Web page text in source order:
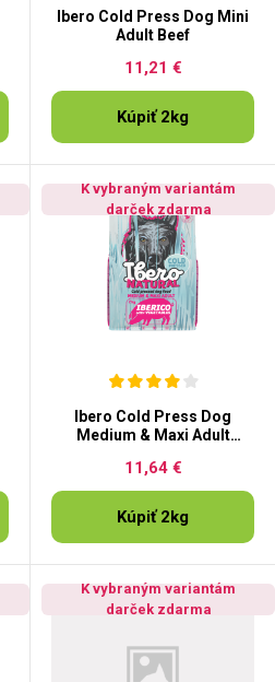
Ibero Cold Press Dog Mini
Adult Beef
11,21 €
Kúpiť 2kg
K vybraným variantám
darček zdarma
Ibero Cold Press Dog
Medium & Maxi Adult
11,64 €
Kúpiť 2kg
K vybraným variantám
darček zdarma